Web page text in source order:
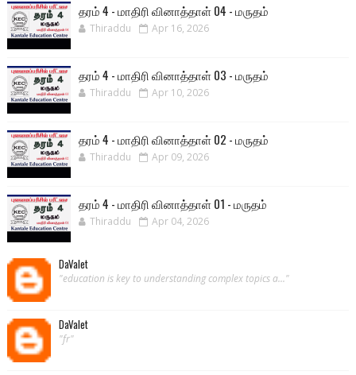
தரம் 4 - மாதிரி வினாத்தாள் 04 - மருதம்
Thiraddu Apr 16, 2026
தரம் 4 - மாதிரி வினாத்தாள் 03 - மருதம்
Thiraddu Apr 10, 2026
தரம் 4 - மாதிரி வினாத்தாள் 02 - மருதம்
Thiraddu Apr 09, 2026
தரம் 4 - மாதிரி வினாத்தாள் 01 - மருதம்
Thiraddu Apr 04, 2026
DaValet
"education is key to understanding complex topics a..."
DaValet
"fr"